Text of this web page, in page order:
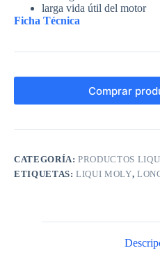
larga vida útil del motor
Ficha Técnica
Comprar
CATEGORÍA:PRODUCTOS
ETIQUETAS:LIQUI MOLY,